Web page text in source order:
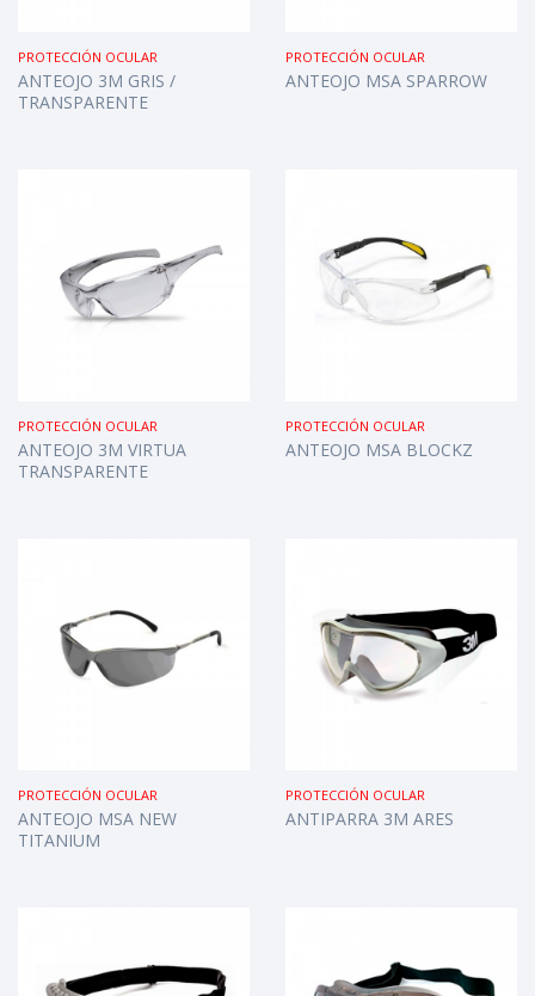
PROTECCIÓN OCULAR
ANTEOJO 3M GRIS /
TRANSPARENTE
PROTECCIÓN OCULAR
ANTEOJO MSA SPARROW
PROTECCIÓN OCULAR
ANTEOJO 3M VIRTUA
TRANSPARENTE
PROTECCIÓN OCULAR
ANTEOJO MSA BLOCKZ
PROTECCIÓN OCULAR
ANTEOJO MSA NEW
TITANIUM
PROTECCIÓN OCULAR
ANTIPARRA 3M ARES